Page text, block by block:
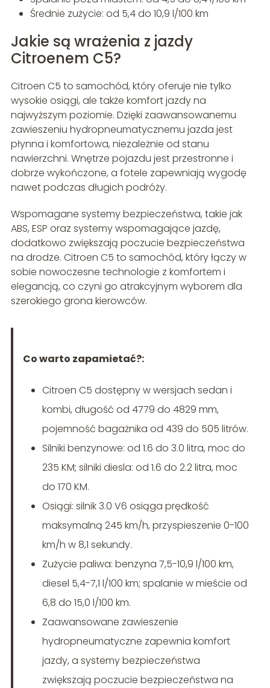
Średnie zużycie: od 5,4 do 10,9 l/100 km
Jakie są wrażenia z jazdy
Citroenem C5?
Citroen C5 to samochód, który oferuje nie tylko
wysokie osiągi, ale także komfort jazdy na
najwyższym poziomie. Dzięki zaawansowanemu
zawieszeniu hydropneumatycznemu jazda jest
płynna i komfortowa, niezależnie od stanu
nawierzchni. Wnętrze pojazdu jest przestronne i
dobrze wykończone, a fotele zapewniają wygodę
nawet podczas długich podróży.
Wspomagane systemy bezpieczeństwa, takie jak
ABS, ESP oraz systemy wspomagające jazdę,
dodatkowo zwiększają poczucie bezpieczeństwa
na drodze. Citroen C5 to samochód, który łączy w
sobie nowoczesne technologie z komfortem i
elegancją, co czyni go atrakcyjnym wyborem dla
szerokiego grona kierowców.
Co warto zapamietać?:
Citroen C5 dostępny w wersjach sedan i
kombi, długość od 4779 do 4829 mm,
pojemność bagażnika od 439 do 505 litrów.
Silniki benzynowe: od 1.6 do 3.0 litra, moc do
235 KM; silniki diesla: od 1.6 do 2.2 litra, moc
do 170 KM.
Osiągi: silnik 3.0 V6 osiąga prędkość
maksymalną 245 km/h, przyspieszenie 0-100
km/h w 8,1 sekundy.
Zużycie paliwa: benzyna 7,5-10,9 l/100 km,
diesel 5,4-7,1 l/100 km; spalanie w mieście od
6,8 do 15,0 l/100 km.
Zaawansowane zawieszenie
hydropneumatyczne zapewnia komfort
jazdy, a systemy bezpieczeństwa
zwiększają poczucie bezpieczeństwa na